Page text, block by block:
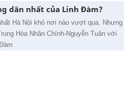
dân nhất của Linh Đàm?
Hà Nội khó nơi nào vượt qua. Nhưng
Hòa Nhân Chính-Nguyễn Tuân với